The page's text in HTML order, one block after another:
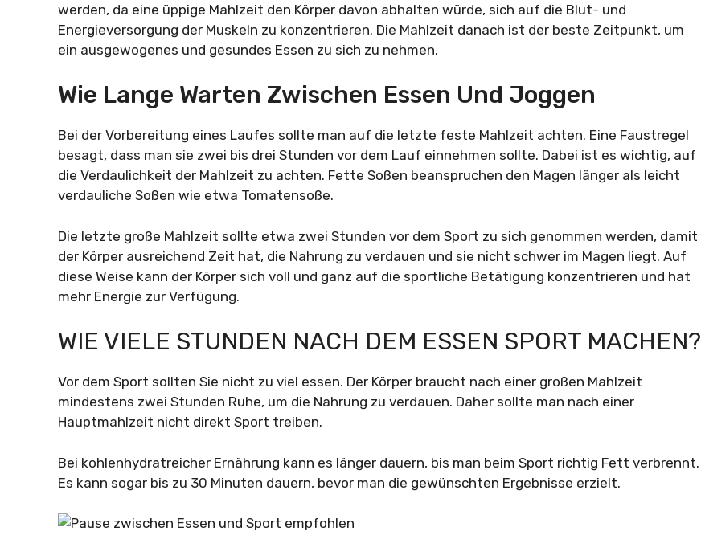
werden, da eine üppige Mahlzeit den Körper davon abhalten würde, sich auf die Blut- und
Energieversorgung der Muskeln zu konzentrieren. Die Mahlzeit danach ist der beste Zeitpunkt, um
ein ausgewogenes und gesundes Essen zu sich zu nehmen.
Wie Lange Warten Zwischen Essen Und Joggen
Bei der Vorbereitung eines Laufes sollte man auf die letzte feste Mahlzeit achten. Eine Faustregel
besagt, dass man sie zwei bis drei Stunden vor dem Lauf einnehmen sollte. Dabei ist es wichtig, auf
die Verdaulichkeit der Mahlzeit zu achten. Fette Soßen beanspruchen den Magen länger als leicht
verdauliche Soßen wie etwa Tomatensoße.
Die letzte große Mahlzeit sollte etwa zwei Stunden vor dem Sport zu sich genommen werden, damit
der Körper ausreichend Zeit hat, die Nahrung zu verdauen und sie nicht schwer im Magen liegt. Auf
diese Weise kann der Körper sich voll und ganz auf die sportliche Betätigung konzentrieren und hat
mehr Energie zur Verfügung.
WIE VIELE STUNDEN NACH DEM ESSEN SPORT MACHEN?
Vor dem Sport sollten Sie nicht zu viel essen. Der Körper braucht nach einer großen Mahlzeit
mindestens zwei Stunden Ruhe, um die Nahrung zu verdauen. Daher sollte man nach einer
Hauptmahlzeit nicht direkt Sport treiben.
Bei kohlenhydratreicher Ernährung kann es länger dauern, bis man beim Sport richtig Fett verbrennt.
Es kann sogar bis zu 30 Minuten dauern, bevor man die gewünschten Ergebnisse erzielt.